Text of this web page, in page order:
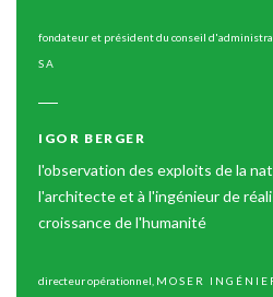
fondateur et président du conseil
SA
IGOR BERGER
l'observation des exploits de la
l'architecte et à l'ingénieur de
croissance de l'humanité
directeur opérationnel, MOSER